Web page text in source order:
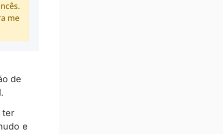
me
de
ter
e